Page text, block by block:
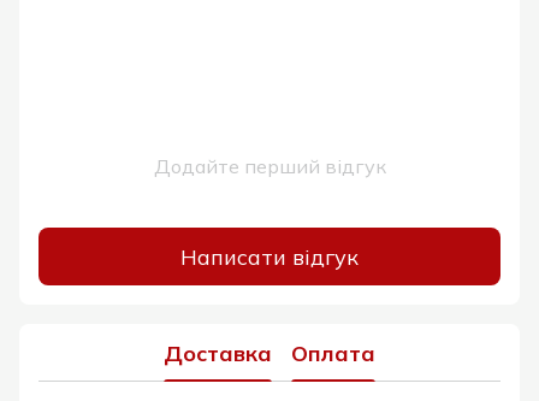
Додайте перший відгук
Написати відгук
Доставка Оплата